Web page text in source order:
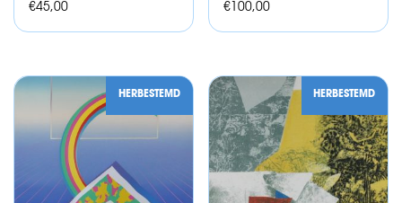
€45,00 € 100,00
HERBESTEMD HERBESTEMD